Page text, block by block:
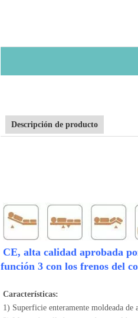
Descripción de producto
CE, alta calidad aprobada
función 3 con los frenos del
Características:
1) Superficie enteramente moldeada de